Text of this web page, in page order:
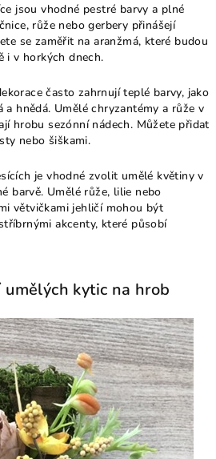
jsou vhodné pestré barvy a plné
růže nebo gerbery přinášejí
se zaměřit na aranžmá, které budou
i v horkých dnech.
často zahrnují teplé barvy, jako
a hnědá. Umělé chryzantémy a růže v
hrobu sezónní nádech. Můžete přidat
nebo šiškami.
je vhodné zvolit umělé květiny v
barvě. Umělé růže, lilie nebo
větvičkami jehličí mohou být
akcenty, které působí
kytic na hrob